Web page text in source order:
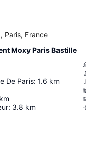
Paris, France
Moxy Paris Bastille
De Paris: 1.6 km
km
: 3.8 km